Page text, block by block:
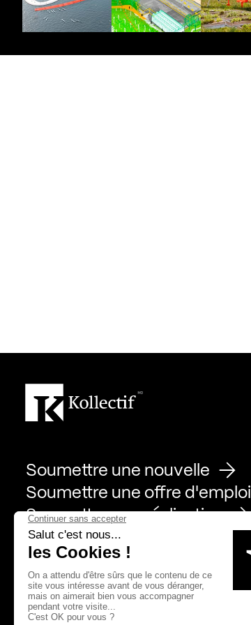
Soumettre une nouvelle
Soumettre une offre d'emploi
Soumettre une réalisation
Page Facebook de Kollectif
Page Instagram de Kollectif
Page Linkedin de Kollectif